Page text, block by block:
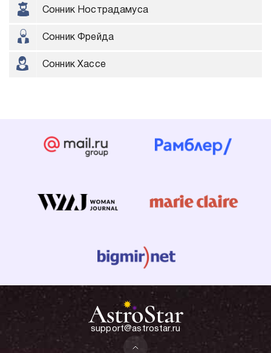
Сонник Нострадамуса
Сонник Фрейда
Сонник Хассе
support@astrostar.ru